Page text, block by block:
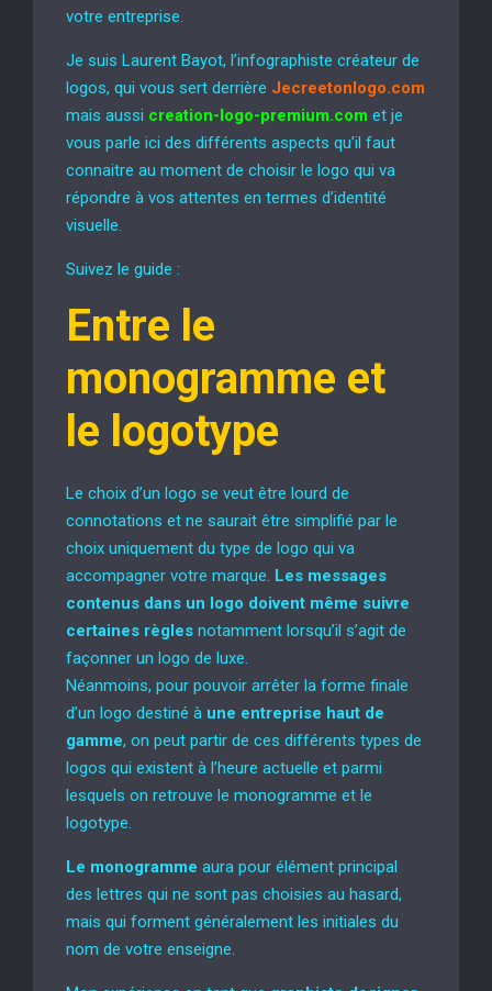
votre entreprise.
Je suis Laurent Bayot, l’infographiste créateur de
logos, qui vous sert derrière Jecreetonlogo.com
mais aussi creation-logo-premium.com et je
vous parle ici des différents aspects qu’il faut
connaitre au moment de choisir le logo qui va
répondre à vos attentes en termes d’identité
visuelle.
Suivez le guide :
Entre le
monogramme et
le logotype
Le choix d’un logo se veut être lourd de
connotations et ne saurait être simplifié par le
choix uniquement du type de logo qui va
accompagner votre marque. Les messages
contenus dans un logo doivent même suivre
certaines règles notamment lorsqu’il s’agit de
façonner un logo de luxe.
Néanmoins, pour pouvoir arrêter la forme finale
d’un logo destiné à une entreprise haut de
gamme, on peut partir de ces différents types de
logos qui existent à l’heure actuelle et parmi
lesquels on retrouve le monogramme et le
logotype.
Le monogramme aura pour élément principal
des lettres qui ne sont pas choisies au hasard,
mais qui forment généralement les initiales du
nom de votre enseigne.